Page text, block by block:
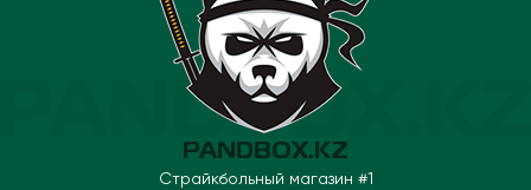
PANDBOX.KZ
Страйкбольный магазин #1